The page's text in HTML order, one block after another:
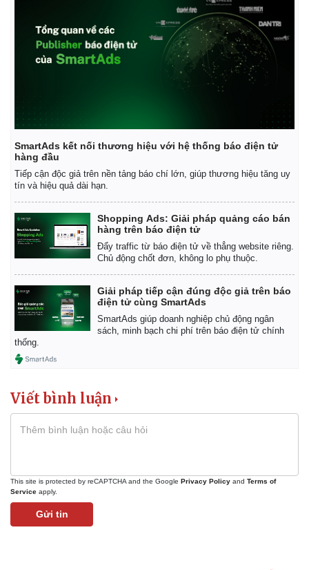
SmartAds kết nối thương hiệu với hệ thống báo điện tử
hàng đầu
Tiếp cận độc giả trên nền tảng báo chí lớn, giúp thương hiệu tăng uy
tín và hiệu quả dài hạn.
Shopping Ads: Giải pháp quảng cáo bán
hàng trên báo điện tử
Đẩy traffic từ báo điện tử về thẳng website riêng.
Chủ động chốt đơn, không lo phụ thuộc.
Giải pháp tiếp cận đúng độc giả trên báo
điện tử cùng SmartAds
SmartAds giúp doanh nghiệp chủ động ngân
sách, minh bạch chi phí trên báo điện tử chính
thống.
Viết bình luận
This site is protected by reCAPTCHA and the Google Privacy Policy and Terms of
Service apply.
Gửi tin